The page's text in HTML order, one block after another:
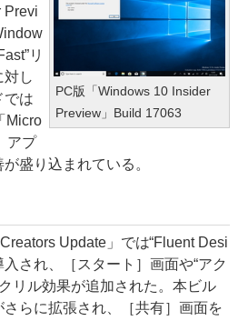
PC版「Windows 10 Insider
Preview」Build 17063
Previ
リ
対し
では
Micro
アプ
盛り込まれている。
Update」では“Fluent Desi
され、［スタート］画面や“アク
リル効果が追加された。本ビル
さらに拡張され、［共有］画面を